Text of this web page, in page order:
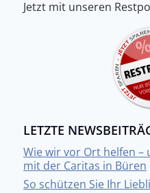
Jetzt mit unseren
LETZTE
Wie wir vor Ort helfen
mit der Caritas in Büren
So schützen Sie Ihr